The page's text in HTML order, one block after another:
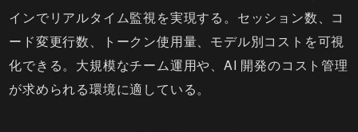
インでリアルタイム監視を実現する。セッション数、コ
ード変更行数、トークン使用量、モデル別コストを可視
化できる。大規模なチーム運用や、AI 開発のコスト管理
が求められる環境に適している。